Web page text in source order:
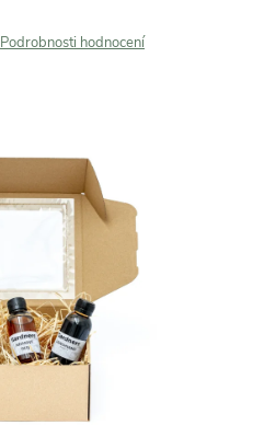
Podrobnosti hodnocení